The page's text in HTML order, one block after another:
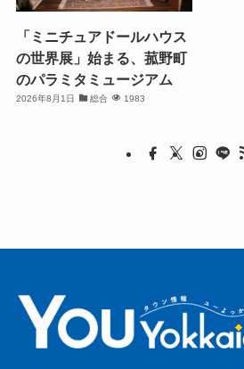
「ミニチュアドールハウス
の世界展」始まる、菰野町
のパラミタミュージアム
2026年8月1日 総合 1983